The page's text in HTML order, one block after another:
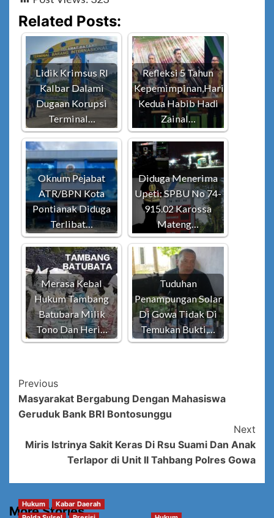
Related Posts:
Lidik Krimsus RI
Kalbar Dalami
Dugaan Korupsi
Terminal…
Refleksi 5 Tahun
Kepemimpinan,Hari
Kedua Habib Hadi
Zainal…
Oknum Pejabat
ATR/BPN Kota
Pontianak Diduga
Terlibat…
Diduga Menerima
Upeti: SPBU No 74-
915.02 Karossa
Mateng…
Merasa Kebal
Hukum Tambang
Batubara Milik
Tono Dan Heri…
Tuduhan
Penampungan Solar
Di Gowa Tidak Di
Temukan Bukti,…
Post
Navigation
Previous
Masyarakat Bergabung Dengan Mahasiswa
Geruduk Bank BRI Bontosunggu
Next
Miris Istrinya Sakit Keras Di Rsu Suami Dan Anak
Terlapor di Unit II Tahbang Polres Gowa
More Stories
Hukum
Kabar Daerah